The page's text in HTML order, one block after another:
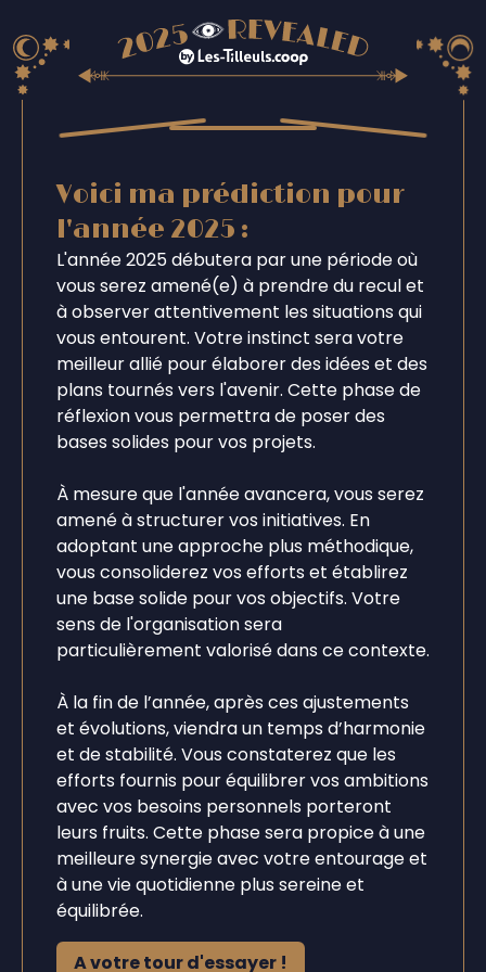
Voici ma prédiction pour
l'année 2025 :
L'année 2025 débutera par une période où
vous serez amené(e) à prendre du recul et
à observer attentivement les situations qui
vous entourent. Votre instinct sera votre
meilleur allié pour élaborer des idées et des
plans tournés vers l'avenir. Cette phase de
réflexion vous permettra de poser des
bases solides pour vos projets.
À mesure que l'année avancera, vous serez
amené à structurer vos initiatives. En
adoptant une approche plus méthodique,
vous consoliderez vos efforts et établirez
une base solide pour vos objectifs. Votre
sens de l'organisation sera
particulièrement valorisé dans ce contexte.
À la fin de l’année, après ces ajustements
et évolutions, viendra un temps d’harmonie
et de stabilité. Vous constaterez que les
efforts fournis pour équilibrer vos ambitions
avec vos besoins personnels porteront
leurs fruits. Cette phase sera propice à une
meilleure synergie avec votre entourage et
à une vie quotidienne plus sereine et
équilibrée.
A votre tour d'essayer !